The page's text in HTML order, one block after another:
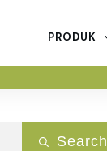
PRODUK
Search